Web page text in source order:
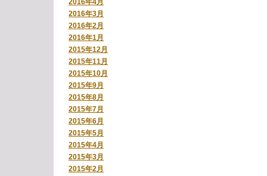
2016年3月
2016年2月
2016年1月
2015年12月
2015年11月
2015年10月
2015年9月
2015年8月
2015年7月
2015年6月
2015年5月
2015年4月
2015年3月
2015年2月